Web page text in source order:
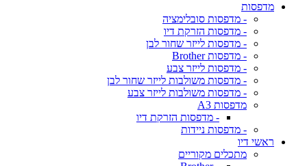
מדפסות
- מדפסות סובלימציה
- מדפסות הזרקת דיו
- מדפסות לייזר שחור לבן
- מדפסות Brother
- מדפסות לייזר צבע
- מדפסות משולבות לייזר שחור לבן
- מדפסות משולבות לייזר צבע
מדפסות A3
- מדפסות הזרקת דיו
- מדפסות ניידות
ראשי דיו
מתכלים מקוריים